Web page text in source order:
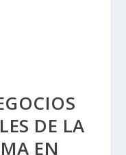
DE LA
EN